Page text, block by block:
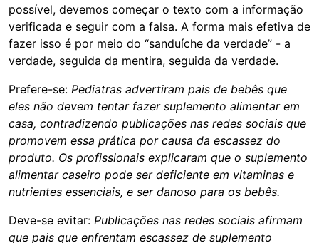
possível, devemos começar o texto com a informação
verificada e seguir com a falsa. A forma mais efetiva de
fazer isso é por meio do “sanduíche da verdade” - a
verdade, seguida da mentira, seguida da verdade.
Prefere-se: Pediatras advertiram pais de bebês que
eles não devem tentar fazer suplemento alimentar em
casa, contradizendo publicações nas redes sociais que
promovem essa prática por causa da escassez do
produto. Os profissionais explicaram que o suplemento
alimentar caseiro pode ser deficiente em vitaminas e
nutrientes essenciais, e ser danoso para os bebês.
Deve-se evitar: Publicações nas redes sociais afirmam
que pais que enfrentam escassez de suplemento